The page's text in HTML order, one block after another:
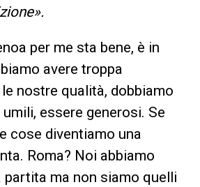
per me sta bene, è in
avere troppa
nostre qualità, dobbiamo
essere generosi. Se
cose diventiamo una
Roma? Noi abbiamo
ma non siamo quelli